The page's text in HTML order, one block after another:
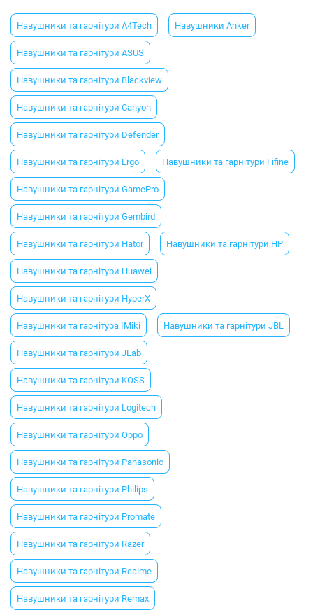
Навушники та гарнітури A4Tech Навушники Anker
Навушники та гарнітури ASUS
Навушники та гарнітури Blackview
Навушники та гарнітури Canyon
Навушники та гарнітури Defender
Навушники та гарнітури Ergo Навушники та гарнітури Fifine
Навушники та гарнітури GamePro
Навушники та гарнітури Gembird
Навушники та гарнітури Hator Навушники та гарнітури HP
Навушники та гарнітури Huawei
Навушники та гарнітури HyperX
Навушники та гарнітура IMiki Навушники та гарнітури JBL
Навушники та гарнітури JLab
Навушники та гарнітури KOSS
Навушники та гарнітури Logitech
Навушники та гарнітури Oppo
Навушники та гарнітури Panasonic
Навушники та гарнітури Philips
Навушники та гарнітури Promate
Навушники та гарнітури Razer
Навушники та гарнітури Realme
Навушники та гарнітури Remax